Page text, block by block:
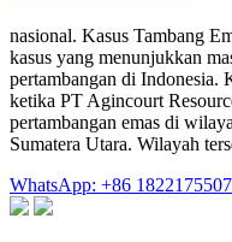
nasional. Kasus Tambang
kasus yang menunjukkan
pertambangan di Indonesia.
ketika PT Agincourt
pertambangan emas di
Sumatera Utara. Wilayah
WhatsApp: +86